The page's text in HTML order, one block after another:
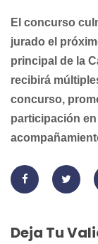
El concurso
jurado el
principal de la
recibirá
concurso,
participación
Deja Tu